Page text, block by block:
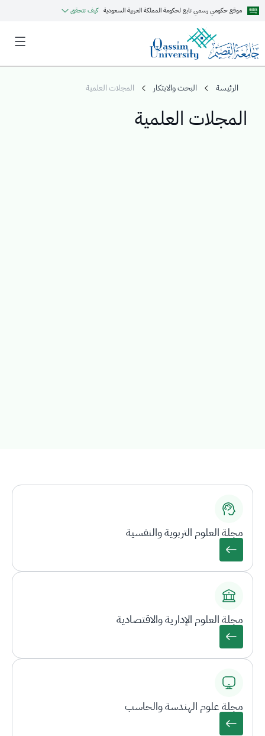
موقع حكومي رسمي تابع لحكومة المملكة العربية السعودية كيف تتحقق
الرئيسة البحث والابتكار المجلات العلمية
المجلات العلمية
مجلة العلوم التربوية والنفسية
مجلة العلوم الإدارية والاقتصادية
مجلة علوم الهندسة والحاسب